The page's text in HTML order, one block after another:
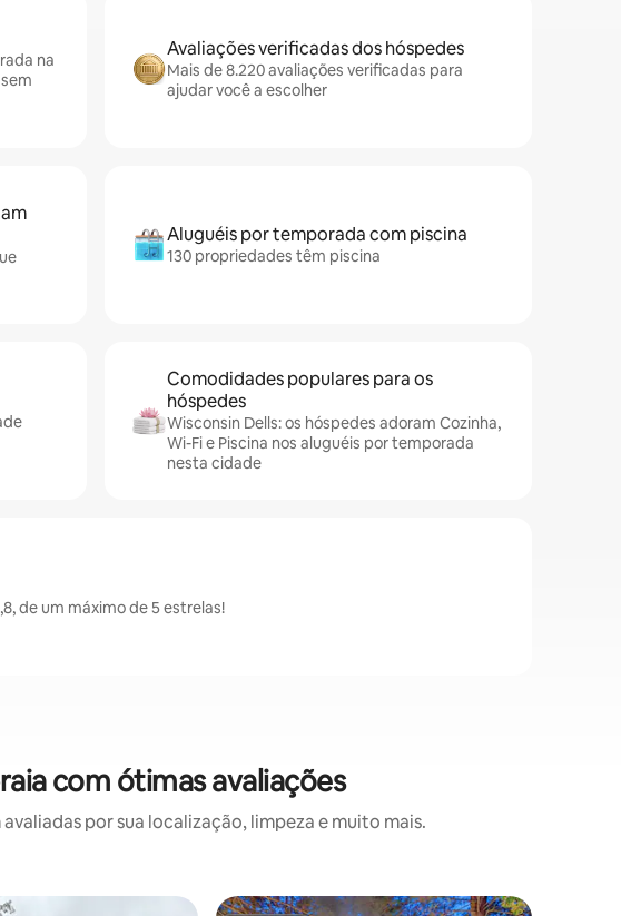
na
Avaliações verificadas dos hóspedes
Mais de 8.220 avaliações verificadas para
ajudar você a escolher
Aluguéis por temporada com piscina
130 propriedades têm piscina
Comodidades populares para os
hóspedes
Wisconsin Dells: os hóspedes adoram Cozinha,
Wi-Fi e Piscina nos aluguéis por temporada
nesta cidade
de um máximo de 5 estrelas!
com ótimas avaliações
por sua localização, limpeza e muito mais.